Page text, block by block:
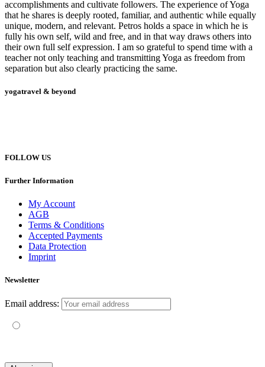
accomplishments and cultivate followers. The experience of Yoga
that he shares is deeply rooted, familiar, and authentic while equally
unique, modern, and relevant. Petros holds a space in which he is
fully his own self, wild and free, and in that way draws others into
their own full self expression. I am so grateful to spend time with a
teacher not only teaching and transmitting Yoga as freedom from
separation but also clearly practicing the same.
yogatravel & beyond
FOLLOW US
Further Information
My Account
AGB
Terms & Conditions
Accepted Payments
Data Protection
Imprint
Newsletter
Email address: